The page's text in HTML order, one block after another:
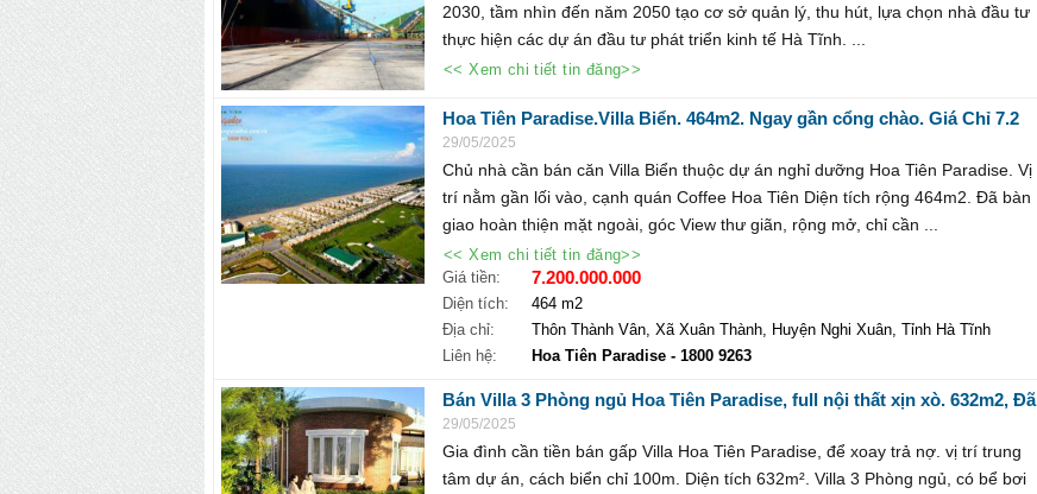
2030, tầm nhìn đến năm 2050 tạo cơ sở quản lý, thu hút, lựa chọn nhà đầu tư
thực hiện các dự án đầu tư phát triển kinh tế Hà Tĩnh. ...
<< Xem chi tiết tin đăng>>
Hoa Tiên Paradise.Villa Biển. 464m2. Ngay gần cổng chào. Giá Chỉ 7.2
tỷ. Liên hệ:1800 9263
29/05/2025
Chủ nhà cần bán căn Villa Biển thuộc dự án nghỉ dưỡng Hoa Tiên Paradise. Vị
trí nằm gần lối vào, cạnh quán Coffee Hoa Tiên Diện tích rộng 464m2. Đã bàn
giao hoàn thiện mặt ngoài, góc View thư giãn, rộng mở, chỉ cần ...
<< Xem chi tiết tin đăng>>
Giá tiền:
7.200.000.000
Diện tích:
464 m2
Địa chỉ:
Thôn Thành Vân, Xã Xuân Thành, Huyện Nghi Xuân, Tỉnh Hà Tĩnh
Liên hệ:
Hoa Tiên Paradise - 1800 9263
Bán Villa 3 Phòng ngủ Hoa Tiên Paradise, full nội thất xịn xò. 632m2, Đã
có sổ cá nhân, Giá 12.5 tỷ. Lh 1800 9263
29/05/2025
Gia đình cần tiền bán gấp Villa Hoa Tiên Paradise, để xoay trả nợ. vị trí trung
tâm dự án, cách biển chỉ 100m. Diện tích 632m². Villa 3 Phòng ngủ, có bể bơi